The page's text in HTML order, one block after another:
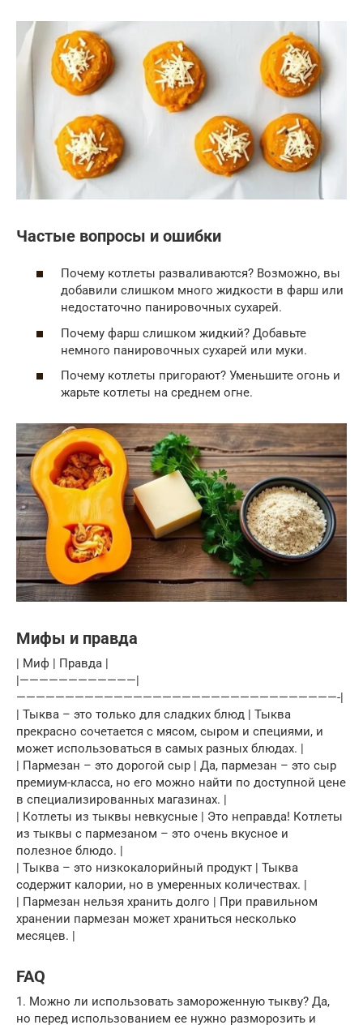
Частые вопросы и ошибки
Почему котлеты разваливаются? Возможно, вы
добавили слишком много жидкости в фарш или
недостаточно панировочных сухарей.
Почему фарш слишком жидкий? Добавьте
немного панировочных сухарей или муки.
Почему котлеты пригорают? Уменьшите огонь и
жарьте котлеты на среднем огне.
Мифы и правда
| Миф | Правда |
|————————————|
—————————————————————————————————-|
| Тыква – это только для сладких блюд | Тыква
прекрасно сочетается с мясом, сыром и специями, и
может использоваться в самых разных блюдах. |
| Пармезан – это дорогой сыр | Да, пармезан – это сыр
премиум-класса, но его можно найти по доступной цене
в специализированных магазинах. |
| Котлеты из тыквы невкусные | Это неправда! Котлеты
из тыквы с пармезаном – это очень вкусное и
полезное блюдо. |
| Тыква – это низкокалорийный продукт | Тыква
содержит калории, но в умеренных количествах. |
| Пармезан нельзя хранить долго | При правильном
хранении пармезан может храниться несколько
месяцев. |
FAQ
1. Можно ли использовать замороженную тыкву? Да,
но перед использованием ее нужно разморозить и